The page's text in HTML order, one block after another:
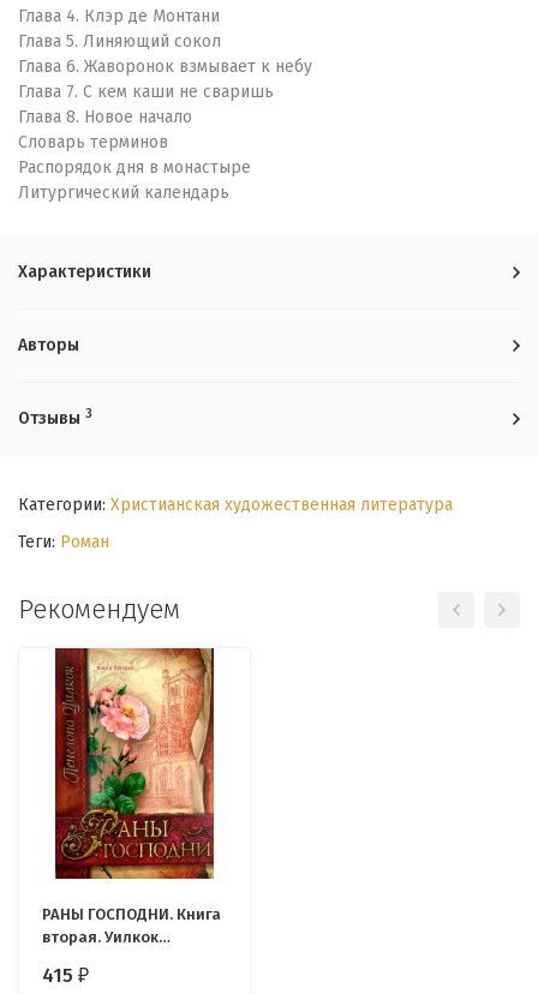
Глава 4. Клэр де Монтани
Глава 5. Линяющий сокол
Глава 6. Жаворонок взмывает к небу
Глава 7. С кем каши не сваришь
Глава 8. Новое начало
Словарь терминов
Распорядок дня в монастыре
Литургический календарь
Характеристики
Авторы
Отзывы 3
Категории: Христианская художественная литература
Теги: Роман
Рекомендуем
РАНЫ ГОСПОДНИ. Книга
вторая. Уилкок
415 ₽